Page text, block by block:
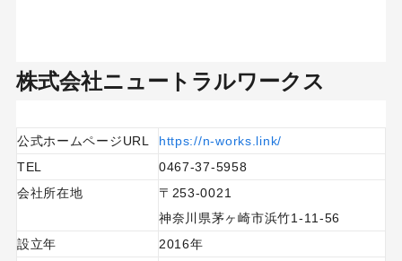
株式会社ニュートラルワークス
公式ホームページURL
https://n-works.link/
TEL
0467-37-5958
会社所在地
〒253-0021
神奈川県茅ヶ崎市浜竹1-11-56
設立年
2016年